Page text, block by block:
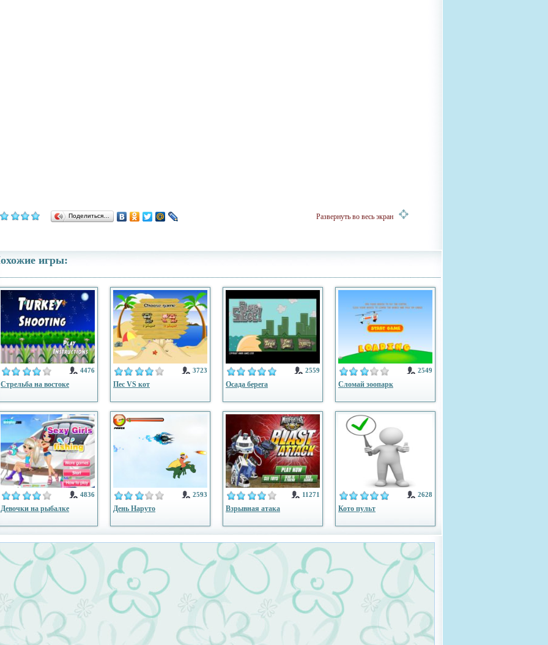
Поделиться… Развернуть во весь экран
игры:
4476
Стрельба на востоке
3723
Пес VS кот
2559
Осада берега
2549
Сломай зоопарк
4836
Девочки на рыбалке
2593
День Наруто
11271
Взрывная атака
2628
Кото пульт